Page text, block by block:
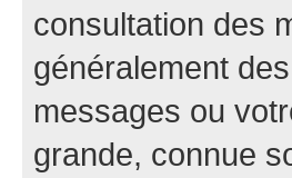
consultation des
généralement
messages ou
grande, connue